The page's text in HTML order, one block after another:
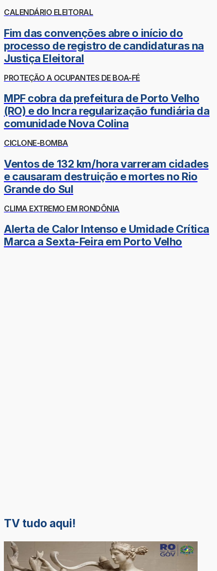
CALENDÁRIO ELEITORAL
Fim das convenções abre o início do
processo de registro de candidaturas na
Justiça Eleitoral
PROTEÇÃO A OCUPANTES DE BOA-FÉ
MPF cobra da prefeitura de Porto Velho
(RO) e do Incra regularização fundiária da
comunidade Nova Colina
CICLONE-BOMBA
Ventos de 132 km/hora varreram cidades
e causaram destruição e mortes no Rio
Grande do Sul
CLIMA EXTREMO EM RONDÔNIA
Alerta de Calor Intenso e Umidade Crítica
Marca a Sexta-Feira em Porto Velho
TV tudo aqui!